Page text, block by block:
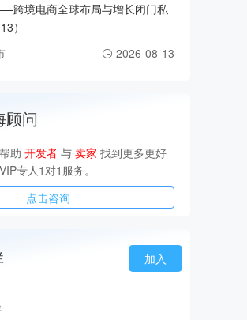
跨境电商全球布局与增长闭门私
）
2026-08-13
顾问
助 开发者 与 卖家 找到更多更好
专人1对1服务。
点击咨询
加入